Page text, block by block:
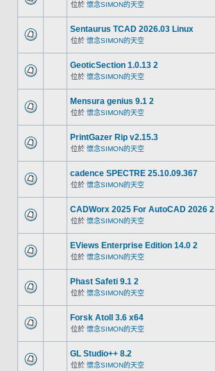
位於 懷念SIMON的天空
Sentaurus TCAD 2026.03 Linux
位於 懷念SIMON的天空
GeoticSection 1.0.13 2
位於 懷念SIMON的天空
Mensura genius 9.1 2
位於 懷念SIMON的天空
PrintGazer Rip v2.15.3
位於 懷念SIMON的天空
cadence SPECTRE 25.10.09.367
位於 懷念SIMON的天空
CADWorx 2025 For AutoCAD 2026 2
位於 懷念SIMON的天空
EViews Enterprise Edition 14.0 2
位於 懷念SIMON的天空
Phast Safeti 9.1 2
位於 懷念SIMON的天空
Forsk Atoll 3.6 x64
位於 懷念SIMON的天空
GL Studio++ 8.2
位於 懷念SIMON的天空